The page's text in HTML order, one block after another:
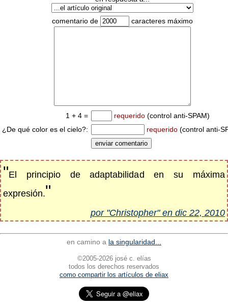
comentario de caracteres máximo
1 + 4 = requerido (control anti-SPAM)
¿De qué color es el cielo?:
requerido (control anti-
"El principio de adaptabilidad en su máxima
expresión."
por "Christopher" en dic 22, 2010
en camino a la singularidad...
©2005-2026 josé c. elías
todos los derechos reservados
como compartir los artículos de eliax